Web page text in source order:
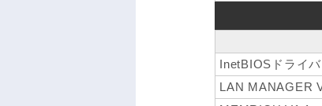
InetBIOSドライ
LAN MANAGER